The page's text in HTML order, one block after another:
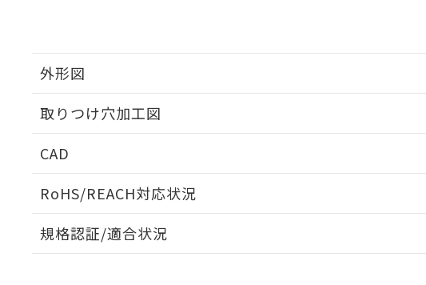
外形図
取りつけ穴加工図
CAD
RoHS/REACH対応状況
EU RoHS 注意事項・凡例
規格認証/適合状況